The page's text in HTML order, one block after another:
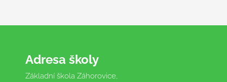
Adresa školy
Základní škola Záhorovice,